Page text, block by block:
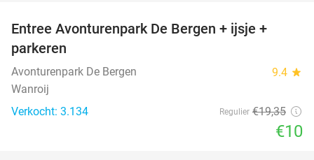
Entree Avonturenpark De Bergen + ijsje +
parkeren
Avonturenpark De Bergen 9.4 star
Wanroij
Verkocht: 3.134
Regulier €19,35
€10